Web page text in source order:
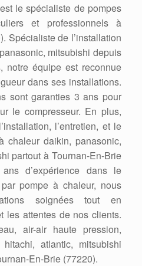
le spécialiste de pompes
et professionnels à
Spécialiste de l’installation
mitsubishi depuis
notre équipe est reconnue
dans ses installations.
sont garanties 3 ans pour
le compresseur. En plus,
l’entretien, et le
chaleur daikin, panasonic,
partout à Tournan-En-Brie
d’expérience dans le
pompe à chaleur, nous
soignées tout en
les attentes de nos clients.
air-air haute pression,
atlantic, mitsubishi
En-Brie (77220).